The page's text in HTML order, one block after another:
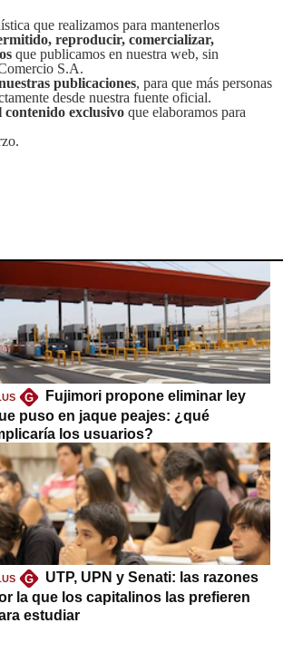
que realizamos para mantenerlos
reproducir, comercializar,
que publicamos en nuestra web, sin
S.A.
publicaciones, para que más personas
desde nuestra fuente oficial.
exclusivo que elaboramos para
G
Fujimori propone eliminar ley
puso en jaque peajes: ¿qué
los usuarios?
G
UTP, UPN y Senati: las razones
la que los capitalinos las prefieren
estudiar